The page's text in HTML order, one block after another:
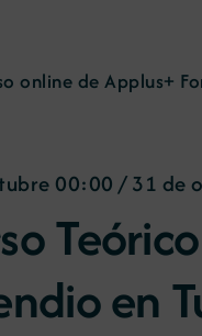
online de Applus+
en
00:00 /31 de